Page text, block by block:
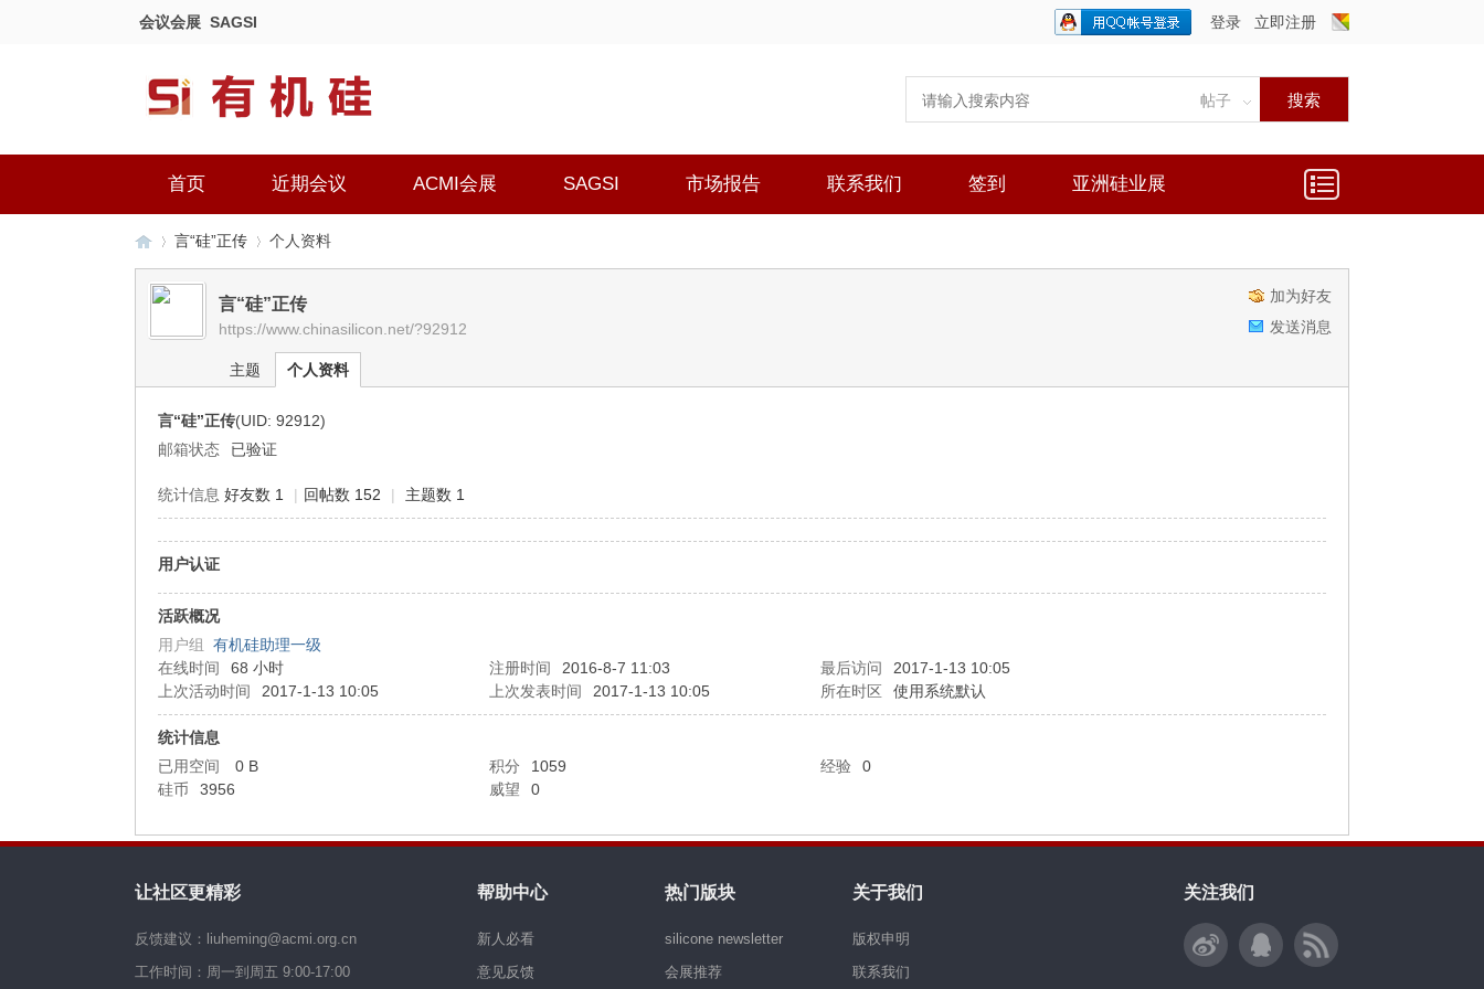
会议会展 SAGSI 登录
立即注册
帖子 搜索
首页 近期会议 ACMI会展 SAGSI 市场报告 联系我们 签到 亚洲硅业展
有›
言“硅”正传
›
个人资料
加为好友
发送消息
言“硅”正传
https://www.chinasilicon.net/?92912
主题 个人资料
言“硅”正传(UID: 92912)
邮箱状态
已验证
统计信息 好友数 1 | 回帖数 152 | 主题数 1
用户认证
活跃概况
用户组 有机硅助理一级
在线时间
68 小时 注册时间 2016-8-7 11:03 最后访问
2017-1-13 10:05
上次活动时间
2017-1-13 10:05 上次发表时间 2017-1-13 10:05 所在时区 使用系统默认
统计信息
已用空间
0 B 积分 1059 经验
0
硅币
3956 威望 0
让社区更精彩
反馈建议：liuheming@acmi.org.cn
工作时间：周一到周五 9:00-17:00
帮助中心
新人必看
意见反馈
热门版块
silicone newsletter
会展推荐
关于我们
版权申明
联系我们
关注我们